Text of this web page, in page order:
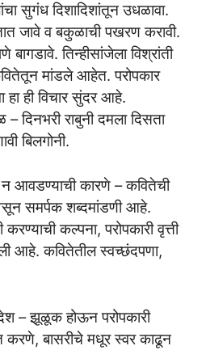
सुगंध दिशादिशांतून उधळावा.
जावे व बकुळाची पखरण करावी.
तिन्हीसांजेला विश्रांती
मांडले आहेत. परोपकार
हा ही विचार सुंदर आहे.
राबुनी दमला दिसता
बिलगोनी.
आवडण्याची कारणे – कवितेची
समर्पक शब्दमांडणी आहे.
कल्पना, परोपकारी वृत्ती
आहे. कवितेतील स्वच्छंदपणा,
– झूळूक होऊन परोपकारी
करणे, बासरीचे मधूर स्वर काढून